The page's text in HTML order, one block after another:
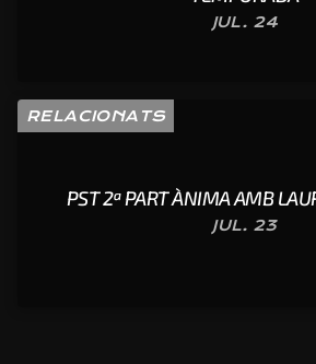
JUL. 24
RELACIONATS
PST 2ª PART ÀNIMA AMB
JUL. 23